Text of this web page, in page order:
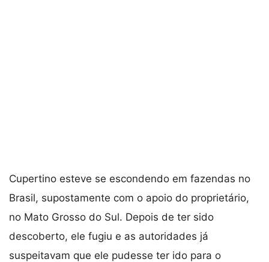
Cupertino esteve se escondendo em fazendas no
Brasil, supostamente com o apoio do proprietário,
no Mato Grosso do Sul. Depois de ter sido
descoberto, ele fugiu e as autoridades já
suspeitavam que ele pudesse ter ido para o